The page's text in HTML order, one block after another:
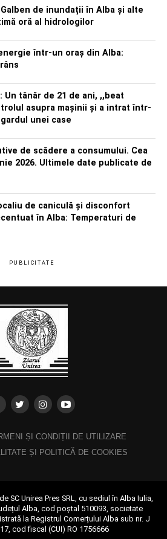
de inundații în Alba și alte
oră al hidrologilor
într-un oraș din Alba:
Un tânăr de 21 de ani, ,,beat
asupra mașinii și a intrat într-
unei case
de scădere a consumului. Cea
2026. Ultimele date publicate de
de caniculă și disconfort
în Alba: Temperaturi de
PUBLICITATE
ȘI CONDIȚII DE UTILIZARE
ȘI POLITICĂ DE COOKIES
SC Unirea Pres SRL, cu sediul în Alba Iulia,
Alba, cod poștal 510093, societate
la Registrul Comerțului Alba sub nr. J
cod fiscal (CUI) RO 1756666